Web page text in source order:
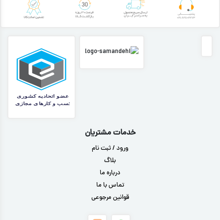
خدمات مشتریان
ورود / ثبت نام
بلاگ
درباره ما
تماس با ما
قوانین مرجوعی